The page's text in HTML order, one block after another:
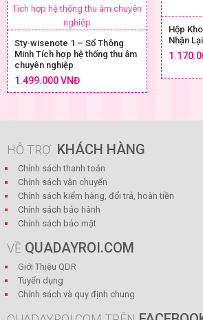
Sty-wisenote 1 – Sổ Thông
Minh Tích hợp hệ thống thu âm
chuyên nghiệp
1.499.000 VNĐ
Hộp
Nhận Lại
HỖ TRỢ KHÁCH HÀNG
Chính sách thanh toán
Chính sách vận chuyển
Chính sách kiểm hàng, đổi trả, hoàn tiền
Chính sách bảo hành
Chính sách bảo mật
VỀ QUADAYROI.COM
Giới Thiệu QDR
Tuyển dụng
Chính sách và quy định chung